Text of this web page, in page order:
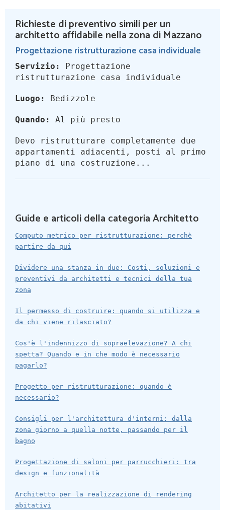
Richieste di preventivo simili per un
architetto affidabile nella zona di Mazzano
Progettazione ristrutturazione casa individuale
Servizio:
Progettazione
ristrutturazione casa individuale
Luogo: Bedizzole
Quando: Al più presto
Devo ristrutturare completamente due
appartamenti adiacenti, posti al primo
piano di una costruzione...
Guide e articoli della categoria Architetto
Computo metrico per ristrutturazione: perchè
partire da qui
Dividere una stanza in due: Costi, soluzioni e
preventivi da architetti e tecnici della tua
zona
Il permesso di costruire: quando si utilizza e
da chi viene rilasciato?
Cos'è l'indennizzo di sopraelevazione? A chi
spetta? Quando e in che modo è necessario
pagarlo?
Progetto per ristrutturazione: quando è
necessario?
Consigli per l'architettura d'interni: dalla
zona giorno a quella notte, passando per il
bagno
Progettazione di saloni per parrucchieri: tra
design e funzionalità
Architetto per la realizzazione di rendering
abitativi